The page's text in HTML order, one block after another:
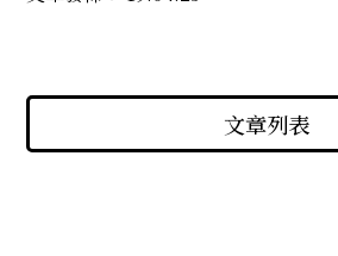
文章列表